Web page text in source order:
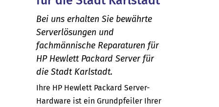
Bei uns erhalten Sie bewährte
Serverlösungen und
fachmännische Reparaturen für
HP Hewlett Packard Server für
die Stadt Karlstadt.
Ihre HP Hewlett Packard Server-
Hardware ist ein Grundpfeiler Ihrer